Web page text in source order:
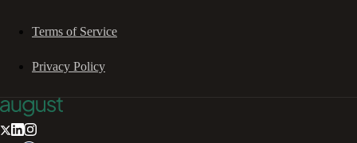
Terms of Service
Privacy Policy